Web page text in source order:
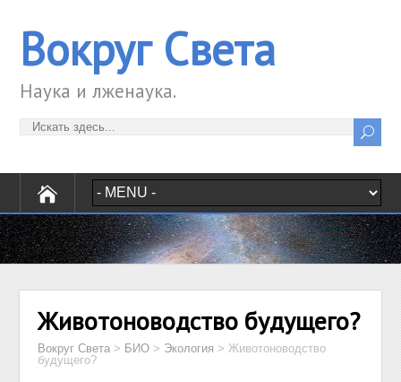
Вокруг Света
Наука и лженаука.
Животоноводство будущего?
Вокруг Света > БИО > Экология >Животоноводство
будущего?